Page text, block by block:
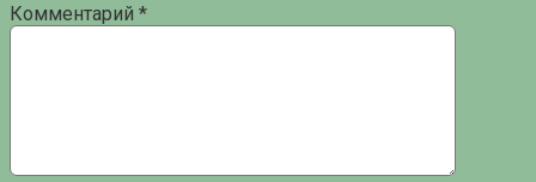
Комментарий *